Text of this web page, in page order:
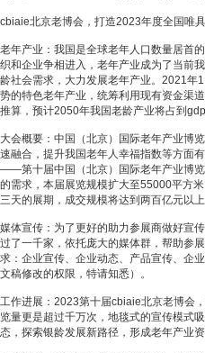
cbiaie北京老博会，打造2023年度全国唯
老年产业：我国是全球老年人口数量居首
织和企业争相进入，老年产业成为了当前
龄社会需求，大力发展老年产业。2021年
势的特色老年产业，统筹利用现有资金渠
推算，预计2050年我国老龄产业将占到
大会概要：中国（北京）国际老年产业博
速融合，提升我国老年人幸福指数等方面
——第十届中国（北京）国际老年产业博
的需求，本届展览规模扩大至55000平方
三天的展期，成交规模将达到两百亿元以
媒体宣传：为了更好的助力参展商做好宣
过了一千家，依托庞大的媒体群，帮助参
求：企业宣传、企业动态、产品宣传、企
文稿修改的权限，特请知悉）。
工作进展：2023第十届cbiaie北京老博会
览量更是超过千万次，地毯式的宣传模式
态，探索银龄发展新路径，形成老年产业